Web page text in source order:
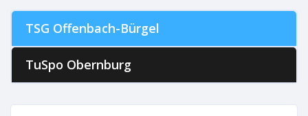
TSG Offenbach-Bürgel
TuSpo Obernburg